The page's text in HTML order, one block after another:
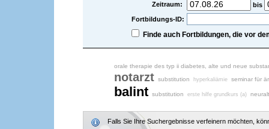
Zeitraum:
bis
Fortbildungs-ID:
Finde auch Fortbildungen, die vor
orale therapie des typ ii diabetes, alte und neue
notarzt substitution hyperkaliämie seminar für
balint substitution erste hilfe grundkurs (a)
Falls Sie Ihre Suchergebnisse verfeinern möchten,